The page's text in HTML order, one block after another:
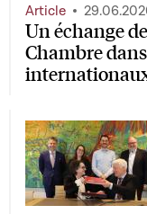
Un échange
Chambre
Article